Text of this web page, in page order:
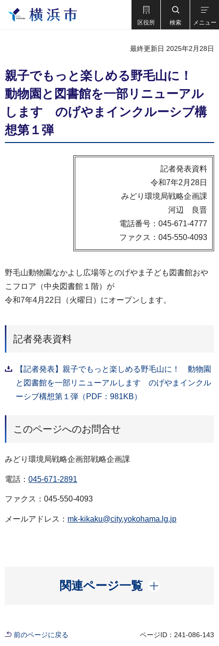
区役所 検索 メニュー
最終更新日 2025年2月28日
親子でもっと楽しめる野毛山に！
動物園と図書館を一部リニューアル
します のげやまインクルーシブ構
想第１弾
記者発表資料
令和7年2月28日
みどり環境局戦略企画課
河辺 良晋
電話番号：045-671-4777
ファクス：045-550-4093
野毛山動物園なかよし広場等とのげやま子ども図書館おや
こフロア（中央図書館１階）が
令和7年4月22日（火曜日）にオープンします。
記者発表資料
【記者発表】親子でもっと楽しめる野毛山に！ 動物園
と図書館を一部リニューアルします のげやまインクル
ーシブ構想第１弾（PDF：981KB）
このページへのお問合せ
みどり環境局戦略企画部戦略企画課
電話： 045-671-2891
ファクス：045-550-4093
メールアドレス： mk-kikaku@city.yokohama.lg.jp
関連ページ一覧
開く
前のページに戻る ページID：241-086-143